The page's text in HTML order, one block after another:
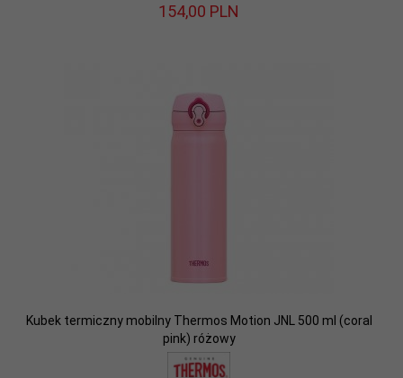
154,00 PLN
Kubek termiczny mobilny Thermos Motion JNL 500 ml (coral
pink) różowy